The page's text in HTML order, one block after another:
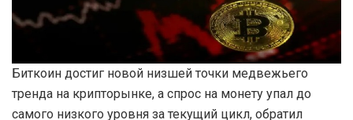
Биткоин достиг новой низшей точки медвежьего
тренда на крипторынке, а спрос на монету упал до
самого низкого уровня за текущий цикл, обратил